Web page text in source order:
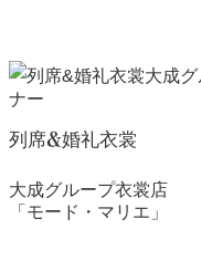
列席&婚礼衣裳
大成グループ衣裳店
「モード・マリエ」